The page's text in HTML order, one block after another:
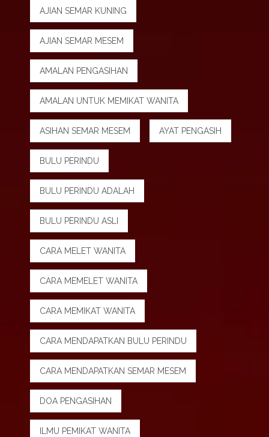
AJIAN SEMAR KUNING
AJIAN SEMAR MESEM
AMALAN PENGASIHAN
AMALAN UNTUK MEMIKAT WANITA
ASIHAN SEMAR MESEM AYAT PENGASIH
BULU PERINDU
BULU PERINDU ADALAH
BULU PERINDU ASLI
CARA MELET WANITA
CARA MEMELET WANITA
CARA MEMIKAT WANITA
CARA MENDAPATKAN BULU PERINDU
CARA MENDAPATKAN SEMAR MESEM
DOA PENGASIHAN
ILMU PEMIKAT WANITA